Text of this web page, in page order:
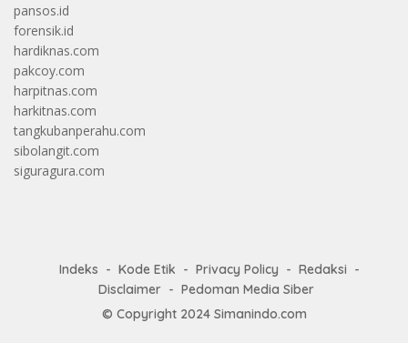
pansos.id
forensik.id
hardiknas.com
pakcoy.com
harpitnas.com
harkitnas.com
tangkubanperahu.com
sibolangit.com
siguragura.com
Indeks Kode Etik Privacy Policy
Redaksi
Disclaimer
Pedoman Media Siber
© Copyright 2024 Simanindo.com